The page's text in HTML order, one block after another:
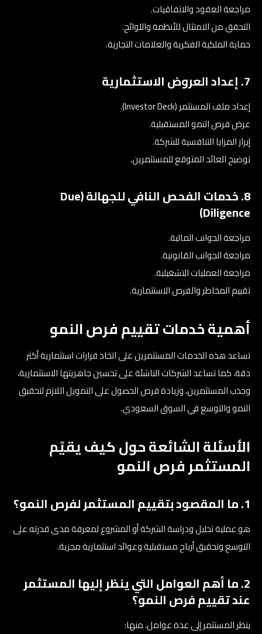
مراجعة العقود والاتفاقيات.
التحقق من الامتثال للأنظمة واللوائح.
حماية الملكية الفكرية والعلامات التجارية.
7. إعداد العروض الاستثمارية
إعداد ملف المستثمر (Investor Deck).
عرض فرص النمو المستقبلية.
إبراز المزايا التنافسية للشركة.
توضيح العائد المتوقع للمستثمرين.
8. خدمات الفحص النافي للجهالة (Due
Diligence)
مراجعة الجوانب المالية.
مراجعة الجوانب القانونية.
مراجعة العمليات التشغيلية.
تقييم المخاطر والفرص الاستثمارية.
أهمية خدمات تقييم فرص النمو
تساعد هذه الخدمات المستثمرين على اتخاذ قرارات استثمارية أكثر
دقة، كما تساعد الشركات الناشئة على تحسين جاهزيتها الاستثمارية،
وجذب المستثمرين، وزيادة فرص الحصول على التمويل اللازم لتحقيق
النمو والتوسع في السوق السعودي.
الأسئلة الشائعة حول كيف يقيّم
المستثمر فرص النمو
1. ما المقصود بتقييم المستثمر لفرص النمو؟
هو عملية تحليل ودراسة الشركة أو المشروع لمعرفة مدى قدرته على
التوسع وتحقيق أرباح مستقبلية وعوائد استثمارية مجزية.
2. ما أهم العوامل التي ينظر إليها المستثمر
عند تقييم فرص النمو؟
ينظر المستثمر إلى عدة عوامل، منها: